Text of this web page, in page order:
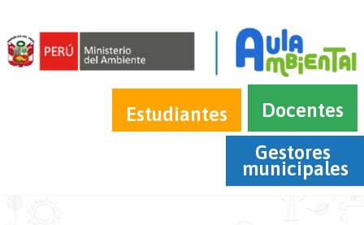
Estudiantes
Docentes
Gestores
municipales